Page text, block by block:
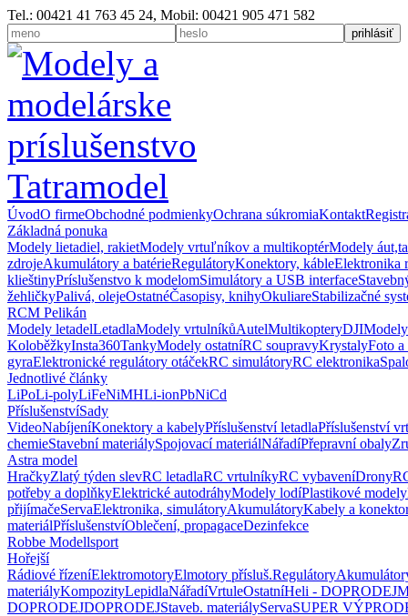
Tel.: 00421 41 763 45 24, Mobil: 00421 905 471 582
ÚvodO firmeObchodné podmienkyOchrana súkromiaKontakt
Základná ponuka
Modely lietadiel, rakietModely vrtuľníkov a multikoptérModely
zdrojeAkumulátory a batérieRegulátoryKonektory, kábleElektronika
klieštinyPríslušenstvo k modelomSimulátory a USB interface
žehličkyPalivá, olejeOstatnéČasopisy, knihyOkuliareStabilizačné
RCM Pelikán
Modely letadelLetadlaModely vrtulníkůAutelMultikopteryDJI
KoloběžkyInsta360TankyModely ostatníRC soupravyKrystalyFoto
gyraElektronické regulátory otáčekRC simulátoryRC elektronika
Jednotlivé články
LiPoLi-polyLiFeNiMHLi-ionPbNiCd
PříslušenstvíSady
VideoNabíjeníKonektory a kabelyPříslušenství letadlaPříslušenství
chemieStavební materiálySpojovací materiálNářadíPřepravní obaly
Astra model
HračkyZlatý týden slevRC letadlaRC vrtulníkyRC vybaveníDrony
potřeby a doplňkyElektrické autodráhyModely lodíPlastikové modely
přijímačeServaElektronika, simulátoryAkumulátoryKabely a
materiálPříslušenstvíOblečení, propagaceDezinfekce
Robbe Modellsport
Hořejší
Rádiové řízeníElektromotoryElmotory přísluš.Regulátory
materiályKompozityLepidlaNářadíVrtuleOstatníHeli - DOPRODEJ
DOPRODEJDOPRODEJStaveb. materiályServaSUPER